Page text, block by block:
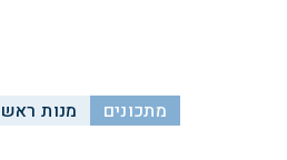
מתכונים מנות